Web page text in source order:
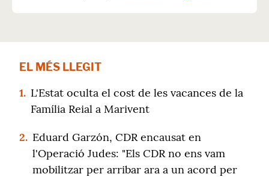
EL MÉS LLEGIT
1. L'Estat oculta el cost de les vacances de la
Família Reial a Marivent
2. Eduard Garzón, CDR encausat en
l'Operació Judes: "Els CDR no ens vam
mobilitzar per arribar ara a un acord per